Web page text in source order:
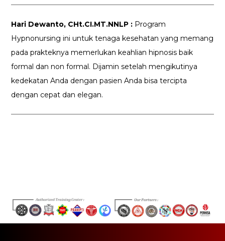
Hari Dewanto, CHt.CI.MT.NNLP : Program
Hypnonursing ini untuk tenaga kesehatan yang memang
pada prakteknya memerlukan keahlian hipnosis baik
formal dan non formal. Dijamin setelah mengikutinya
kedekatan Anda dengan pasien Anda bisa tercipta
dengan cepat dan elegan.